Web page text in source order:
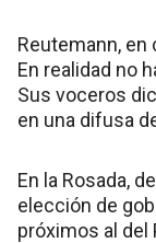
Reutemann, en
En realidad no
Sus voceros
en una difusa
En la Rosada,
elección de
próximos al del